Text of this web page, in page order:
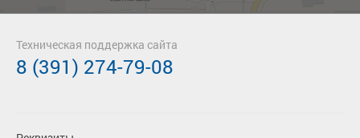
Техническая поддержка сайта
8 (391) 274-79-08